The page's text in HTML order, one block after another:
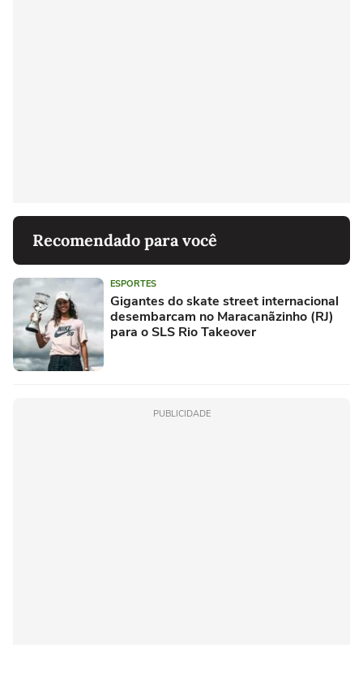
Recomendado para você
ESPORTES
Gigantes do skate street internacional
desembarcam no Maracanãzinho (RJ)
para o SLS Rio Takeover
PUBLICIDADE